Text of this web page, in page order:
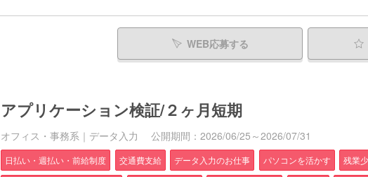
WEB応募する
アプリケーション検証/２ヶ月短期
オフィス・事務系｜データ入力 公開期間：2026/06/25～2026/07/31
日払い・週払い・前給制度 交通費支給 データ入力のお仕事 パソコンを活かす 残業